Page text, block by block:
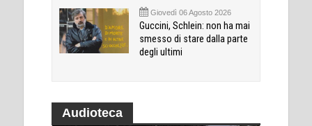
Giovedì 06 Agosto 2026
Guccini, Schlein: non ha mai
smesso di stare dalla parte
degli ultimi
Audioteca